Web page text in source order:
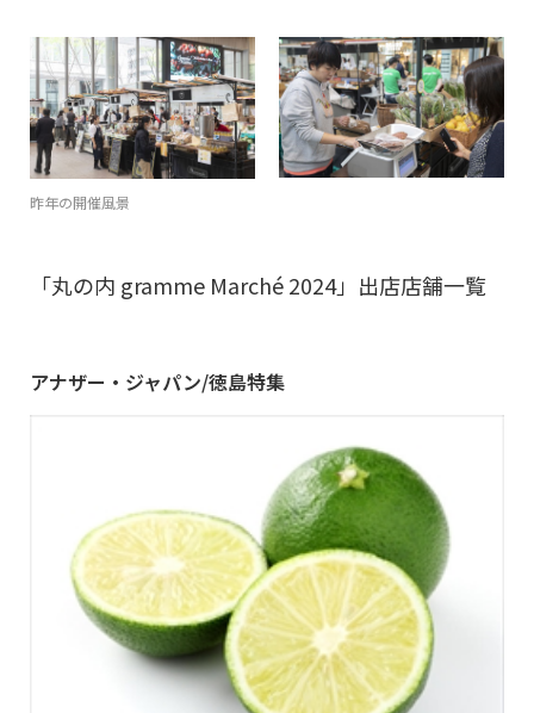
昨年の開催風景
「丸の内 gramme Marché 2024」出店店舗一覧
アナザー・ジャパン/徳島特集